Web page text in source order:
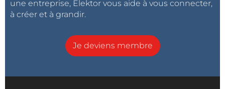
une entreprise, Elektor vous aide à vous connecter,
à créer et à grandir.
Je deviens membre